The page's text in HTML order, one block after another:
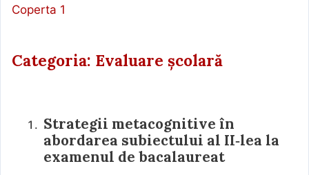
Coperta 1
Categoria: Evaluare școlară
Strategii metacognitive în
abordarea subiectului al II‑lea la
examenul de bacalaureat